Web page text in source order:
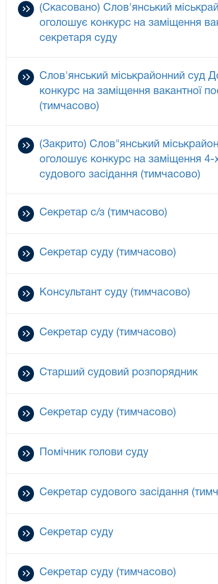
(Скасовано) Слов'янський
оголошує конкурс на заміщення
секретаря суду
Слов'янський міськрайонний суд
конкурс на заміщення вакантної
(тимчасово)
(Закрито) Слов"янський
оголошує конкурс на заміщення 4-
судового засідання (тимчасово)
Секретар с/з (тимчасово)
Cекретар суду (тимчасово)
Консультант суду (тимчасово)
Cекретар суду (тимчасово)
Старший судовий розпорядник
Cекретар суду (тимчасово)
Помічник голови суду
Cекретар судового засідання
Cекретар суду
Cекретар суду (тимчасово)